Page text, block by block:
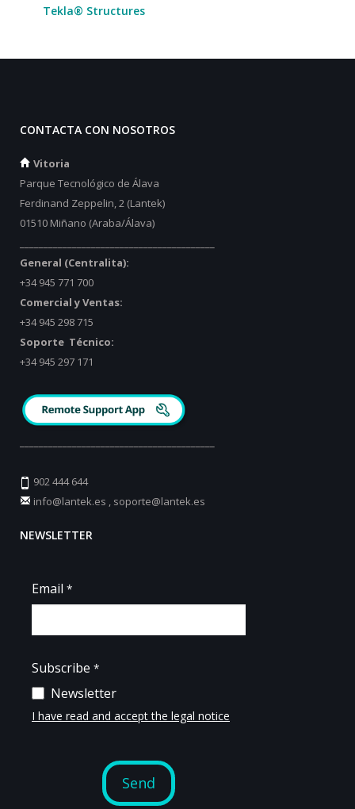
Tekla® Structures
CONTACTA CON NOSOTROS
Vitoria
Parque Tecnológico de Álava
Ferdinand Zeppelin, 2 (Lantek)
01510 Miñano (Araba/Álava)
General (Centralita):
+34 945 771 700
Comercial y Ventas:
+34 945 298 715
Soporte Técnico:
+34 945 297 171
902 444 644
info@lantek.es , soporte@lantek.es
NEWSLETTER